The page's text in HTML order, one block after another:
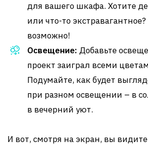
для вашего шкафа. Хотите
или что-то экстравагантное?
возможно!
Освещение: Добавьте
проект заиграл всеми
Подумайте, как будет
при разном освещении – в
в вечерний уют.
И вот, смотря на экран, вы